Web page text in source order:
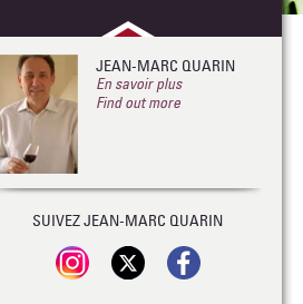
JEAN-MARC QUARIN
En savoir plus
Find out more
SUIVEZ JEAN-MARC QUARIN